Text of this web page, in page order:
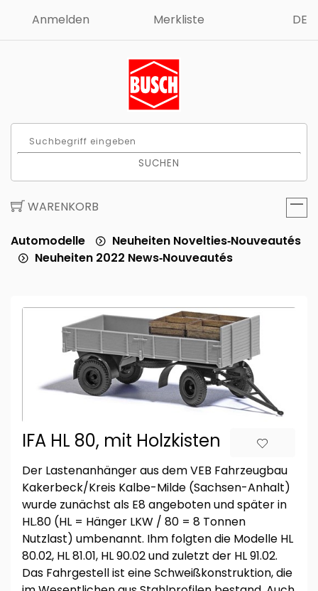
Anmelden Merkliste DE
SUCHEN
WARENKORB
Automodelle
Neuheiten Novelties‑Nouveautés
Neuheiten 2022 News‑Nouveautés
IFA HL 80, mit Holzkisten
Der Lastenanhänger aus dem VEB Fahrzeugbau
Kakerbeck/Kreis Kalbe-Milde (Sachsen-Anhalt)
wurde zunächst als E8 angeboten und später in
HL.80 (HL = Hänger LKW / 80 = 8 Tonnen
Nutzlast) umbenannt. Ihm folgten die Modelle HL
80.02, HL 81.01, HL 90.02 und zuletzt der HL 91.02.
Das Fahrgestell ist eine Schweißkonstruktion, die